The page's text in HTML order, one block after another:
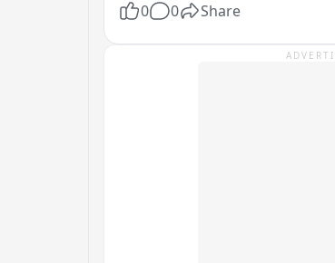
করা যাচ্ছে না। দীর্ঘক্ষন আবর্জনা জমে থাকার
সমস্যার দ্রুত সমাধান হবে বলে তার আশ্বাস।
0 0 Share